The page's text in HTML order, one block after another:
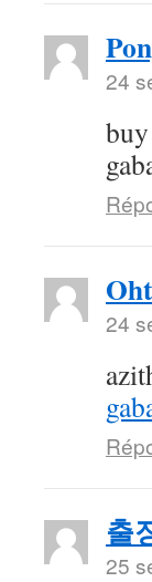
24
24
출
25